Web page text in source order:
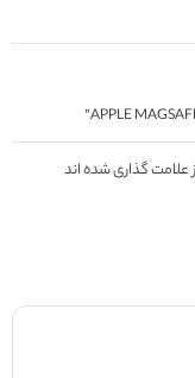
گذاری شده اند